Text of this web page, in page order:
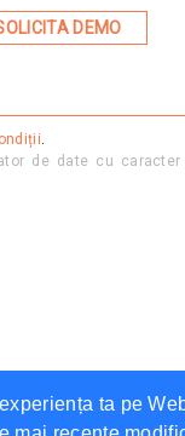
ta pe
DEMO
.
de date cu